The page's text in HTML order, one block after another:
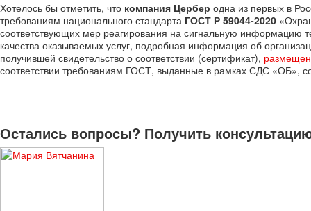
Хотелось бы отметить, что компания Цербер одна из первых в
требованиям национального стандарта ГОСТ Р 59044-2020
соответствующих мер реагирования на сигнальную информацию
качества оказываемых услуг, подробная информация об
получившей свидетельство о соответствии (сертификат),
соответствии требованиям ГОСТ, выданные в рамках СДС «ОБ»,
Остались вопросы? Получить